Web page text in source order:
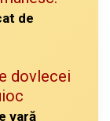
de
vară